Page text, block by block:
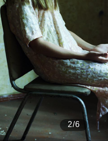
…」サッカー日本代表・森保一監
2/6